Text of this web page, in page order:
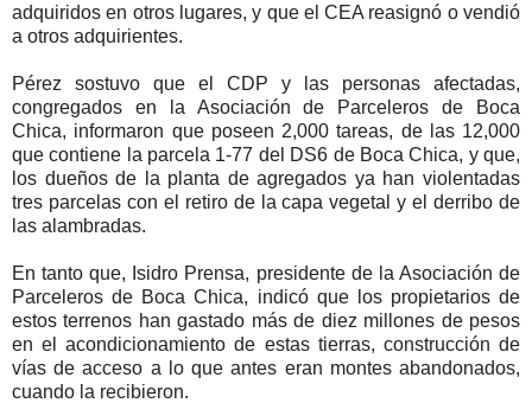
adquiridos en otros lugares, y que el CEA reasignó o vendió
a otros adquirientes.
Pérez sostuvo que el CDP y las personas afectadas,
congregados en la Asociación de Parceleros de Boca
Chica, informaron que poseen 2,000 tareas, de las 12,000
que contiene la parcela 1-77 del DS6 de Boca Chica, y que,
los dueños de la planta de agregados ya han violentadas
tres parcelas con el retiro de la capa vegetal y el derribo de
las alambradas.
En tanto que, Isidro Prensa, presidente de la Asociación de
Parceleros de Boca Chica, indicó que los propietarios de
estos terrenos han gastado más de diez millones de pesos
en el acondicionamiento de estas tierras, construcción de
vías de acceso a lo que antes eran montes abandonados,
cuando la recibieron.